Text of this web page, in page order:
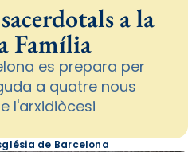
a la
Família
es prepara per
a quatre nous
l'arxidiòcesi
de Barcelona